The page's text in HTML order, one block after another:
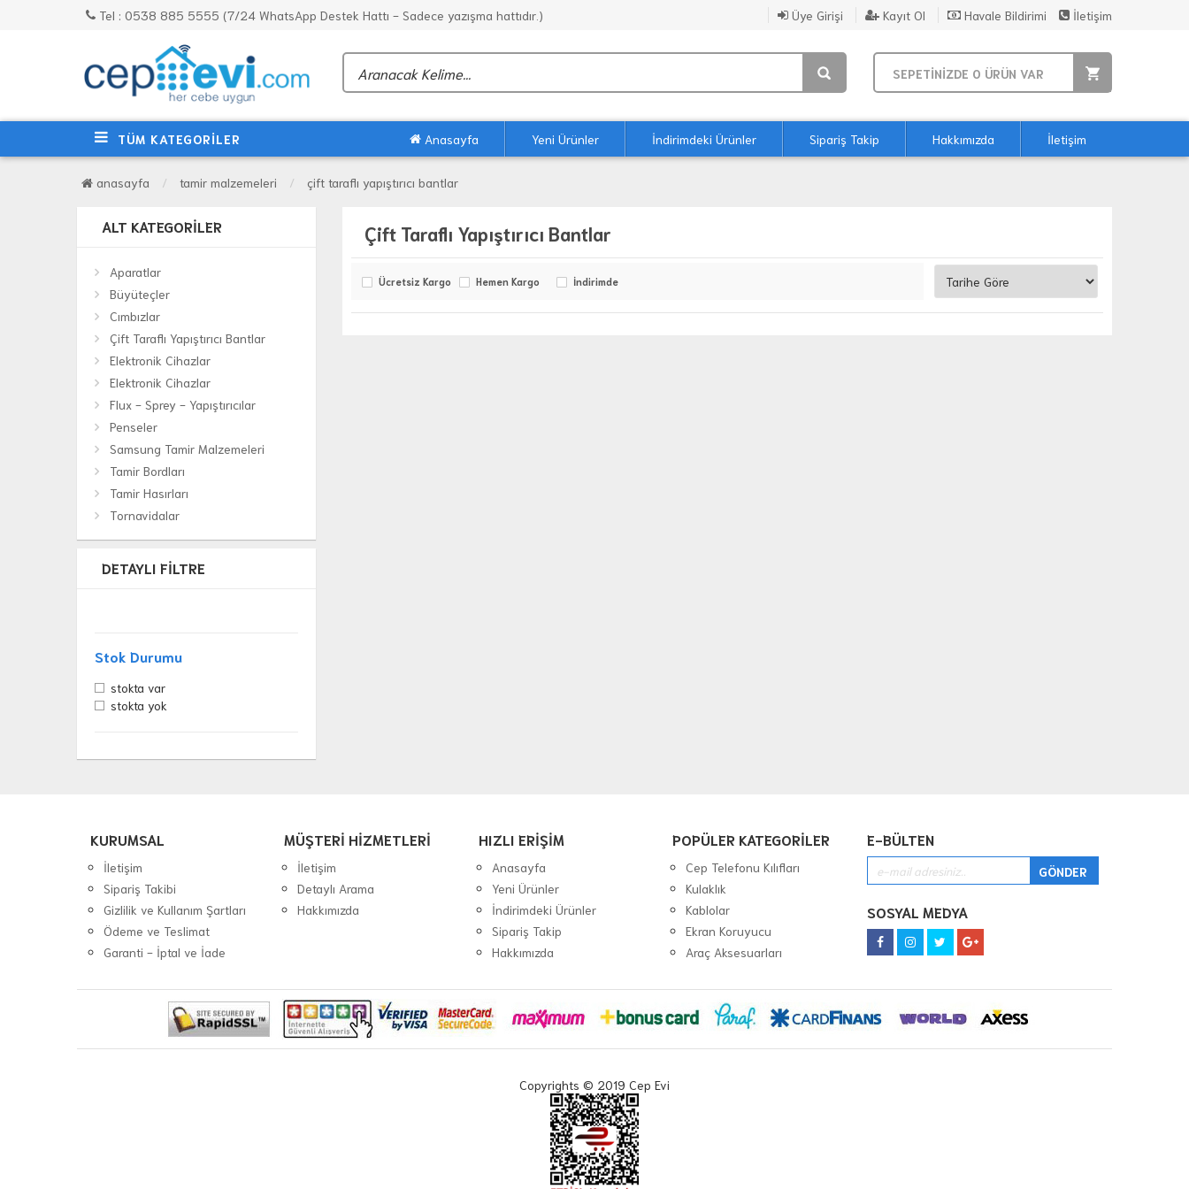
Tel : 0538 885 5555 (7/24 WhatsApp Destek Hattı - Sadece yazışma hattıdır.) Üye Girişi Kayıt Ol Havale Bildirimi İletişim
SEPETİNİZDE 0 ÜRÜN VAR
TÜM KATEGORİLER Anasayfa Yeni Ürünler İndirimdeki Ürünler Sipariş Takip Hakkımızda İletişim
anasayfa tamir malzemeleri çift taraflı yapıştırıcı bantlar
ALT KATEGORILER
Aparatlar
Büyüteçler
Cımbızlar
Çift Taraflı Yapıştırıcı Bantlar
Elektronik Cihazlar
Elektronik Cihazlar
Flux - Sprey - Yapıştırıcılar
Penseler
Samsung Tamir Malzemeleri
Tamir Bordları
Tamir Hasırları
Tornavidalar
DETAYLI FILTRE
Stok Durumu
stokta var
stokta yok
Çift Taraflı Yapıştırıcı Bantlar
Ücretsiz Kargo Hemen Kargo İndirimde
KURUMSAL
İletişim
Sipariş Takibi
Gizlilik ve Kullanım Şartları
Ödeme ve Teslimat
Garanti - İptal ve İade
MÜŞTERİ HİZMETLERİ
İletişim
Detaylı Arama
Hakkımızda
HIZLI ERİŞİM
Anasayfa
Yeni Ürünler
İndirimdeki Ürünler
Sipariş Takip
Hakkımızda
POPÜLER KATEGORİLER
Cep Telefonu Kılıfları
Kulaklık
Kablolar
Ekran Koruyucu
Araç Aksesuarları
E-BÜLTEN
SOSYAL MEDYA
Copyrights © 2019 Cep Evi